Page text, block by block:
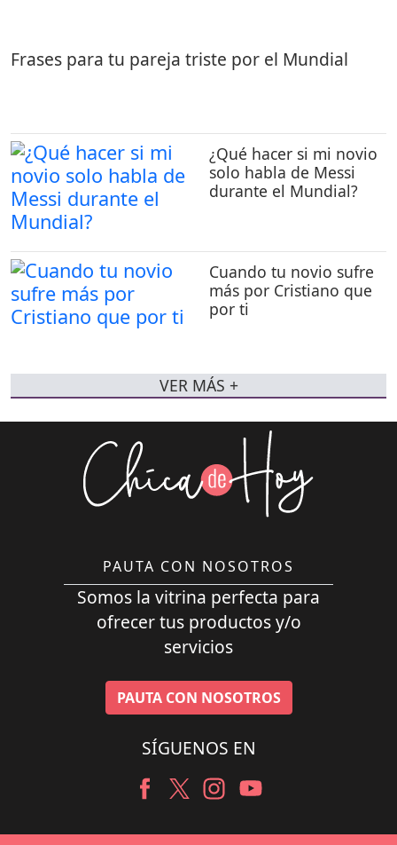
Frases para tu pareja triste por el Mundial
¿Qué hacer si mi novio
solo habla de Messi
durante el Mundial?
Cuando tu novio sufre
más por Cristiano que
por ti
VER MÁS +
PAUTA CON NOSOTROS
Somos la vitrina perfecta para
ofrecer tus productos y/o
servicios
PAUTA CON NOSOTROS
SÍGUENOS EN